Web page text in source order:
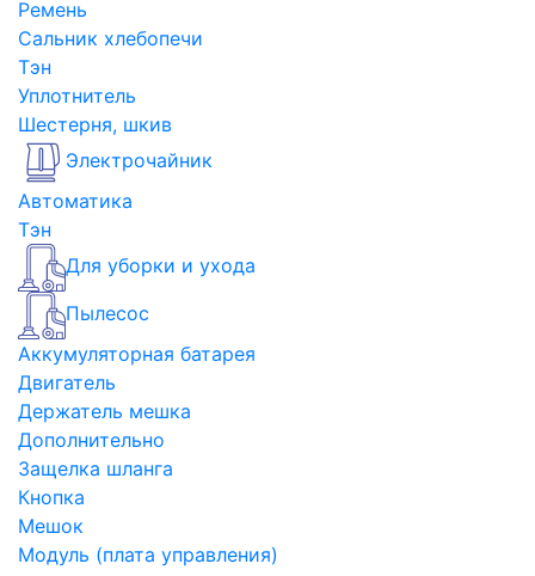
Ремень
Сальник хлебопечи
Тэн
Уплотнитель
Шестерня, шкив
Электрочайник
Автоматика
Тэн
Для уборки и ухода
Пылесос
Аккумуляторная батарея
Двигатель
Держатель мешка
Дополнительно
Защелка шланга
Кнопка
Мешок
Модуль (плата управления)